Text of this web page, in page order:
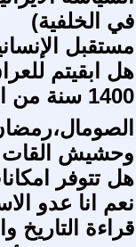
في الخلفية)
مستقبل
هل ابقيتم
1400 سنة من الفشل
وحشيش
هل تتوفر
نعم انا عدو
قراءة التاريخ